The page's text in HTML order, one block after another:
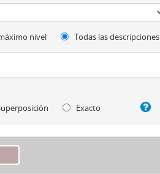
nivel Todas las descripciones
Exacto